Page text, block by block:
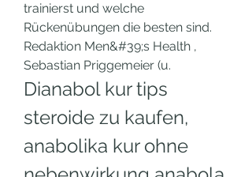
trainierst und welche
Rückenübungen die besten sind.
Redaktion Men&#39;s Health ,
Sebastian Priggemeier (u.
Dianabol kur tips
steroide zu kaufen,
anabolika kur ohne